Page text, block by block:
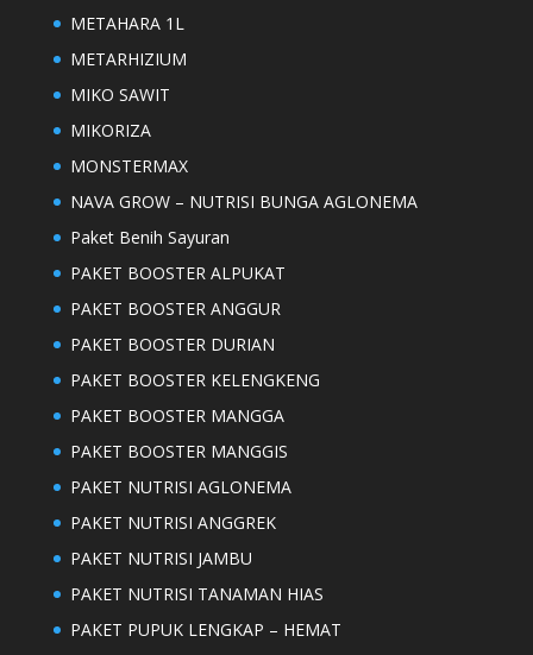
METAHARA 1L
METARHIZIUM
MIKO SAWIT
MIKORIZA
MONSTERMAX
NAVA GROW – NUTRISI BUNGA AGLONEMA
Paket Benih Sayuran
PAKET BOOSTER ALPUKAT
PAKET BOOSTER ANGGUR
PAKET BOOSTER DURIAN
PAKET BOOSTER KELENGKENG
PAKET BOOSTER MANGGA
PAKET BOOSTER MANGGIS
PAKET NUTRISI AGLONEMA
PAKET NUTRISI ANGGREK
PAKET NUTRISI JAMBU
PAKET NUTRISI TANAMAN HIAS
PAKET PUPUK LENGKAP – HEMAT